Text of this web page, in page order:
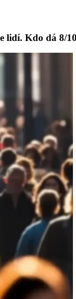
Kdo dá 8/